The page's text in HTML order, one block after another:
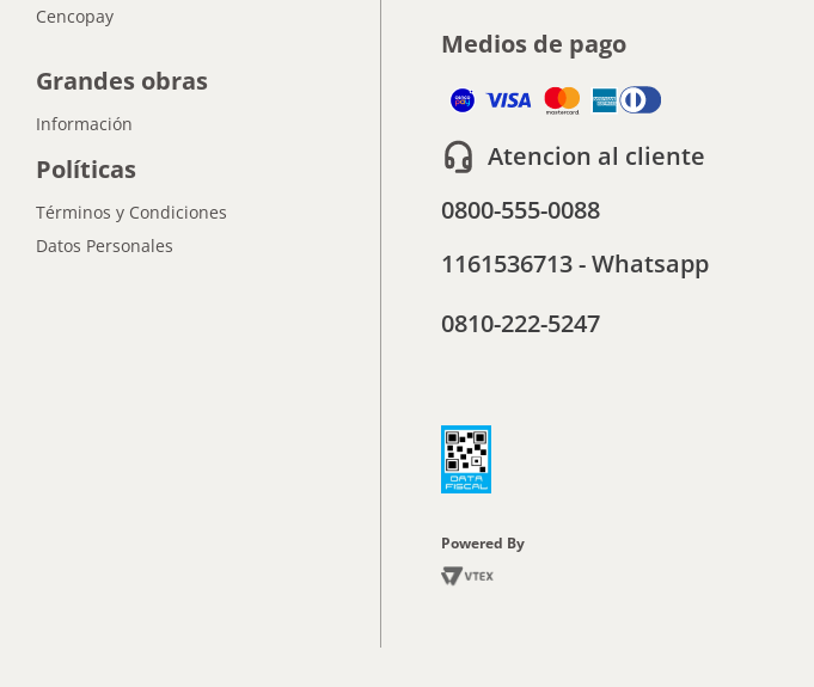
Cencopay
Grandes obras
Información
Políticas
Términos y Condiciones
Datos Personales
Medios de pago
Atencion al cliente
0800-555-0088
1161536713 - Whatsapp
0810-222-5247
Powered By